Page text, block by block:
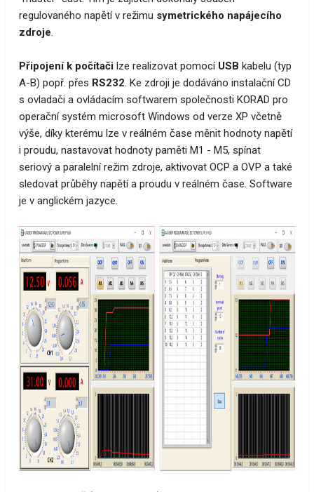
regulovaného napětí v režimu symetrického napájecího
zdroje.
Připojení k počítači lze realizovat pomocí USB kabelu (typ
A-B) popř. přes RS232. Ke zdroji je dodáváno instalační CD
s ovladači a ovládacím softwarem společnosti KORAD pro
operační systém microsoft Windows od verze XP včetně
výše, díky kterému lze v reálném čase měnit hodnoty napětí
i proudu, nastavovat hodnoty paměti M1 - M5, spínat
seriový a paralelní režim zdroje, aktivovat OCP a OVP a také
sledovat průběhy napětí a proudu v reálném čase. Software
je v anglickém jazyce.